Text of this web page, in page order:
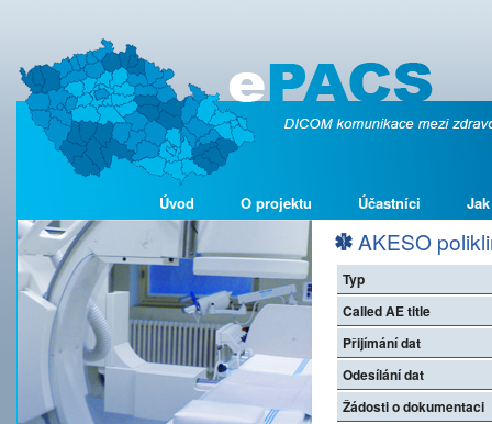
Úvod O projektu Účastníci
AKESO
Typ
Called AE title
Přijímání dat
Odesílání dat
Žádosti o dokumentaci